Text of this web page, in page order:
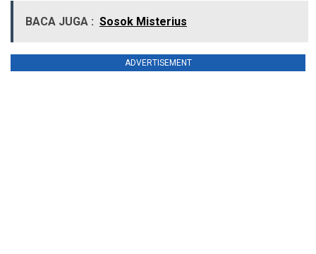
BACA JUGA : Sosok Misterius
ADVERTISEMENT